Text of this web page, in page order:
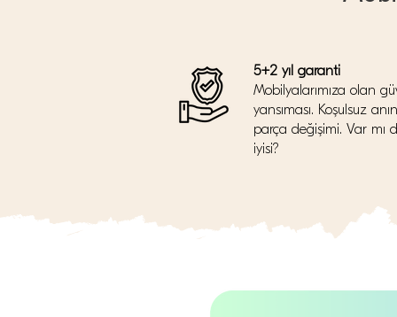
5+2 yıl garanti
Mobilyalarımıza olan
yansıması. Koşulsuz
parça değişimi. Var mı
iyisi?